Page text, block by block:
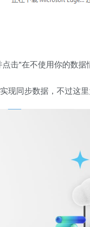
击"在不使用你的数据
现同步数据，不过这